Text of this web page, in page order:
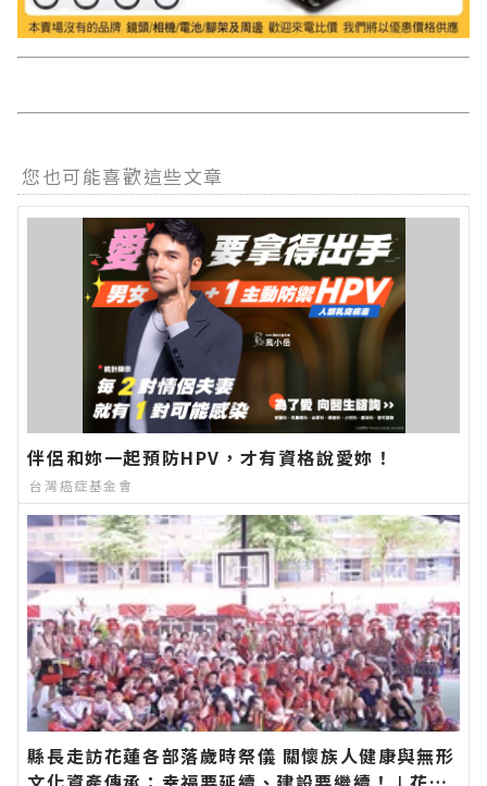
您也可能喜歡這些文章
伴侶和妳一起預防HPV，才有資格說愛妳！
台灣癌症基金會
縣長走訪花蓮各部落歲時祭儀 關懷族人健康與無形